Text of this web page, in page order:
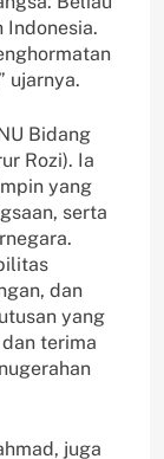
Indonesia.
ujarnya.
Bidang
Rozi). Ia
yang
serta
dan
yang
terima
juga